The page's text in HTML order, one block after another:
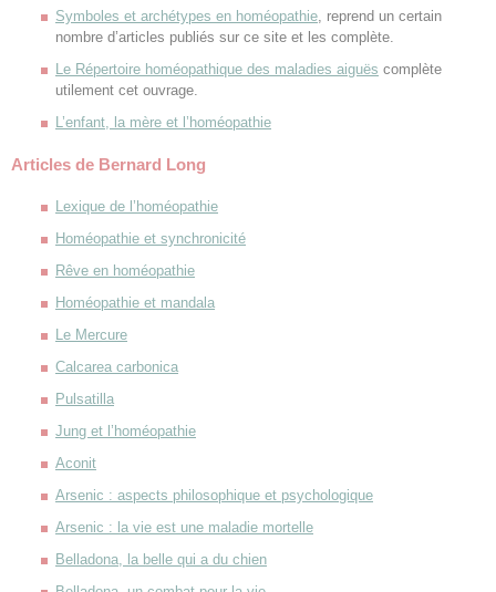
Symboles et archétypes en homéopathie, reprend un certain
nombre d’articles publiés sur ce site et les complète.
Le Répertoire homéopathique des maladies aiguës complète
utilement cet ouvrage.
L’enfant, la mère et l’homéopathie
Articles de Bernard Long
Lexique de l’homéopathie
Homéopathie et synchronicité
Rêve en homéopathie
Homéopathie et mandala
Le Mercure
Calcarea carbonica
Pulsatilla
Jung et l’homéopathie
Aconit
Arsenic : aspects philosophique et psychologique
Arsenic : la vie est une maladie mortelle
Belladona, la belle qui a du chien